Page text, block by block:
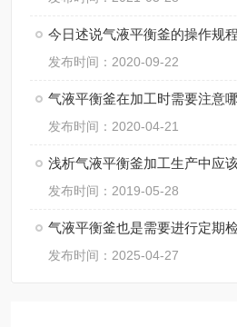
今日述说气液平衡釜的操作规程
发布时间：2020-09-22
气液平衡釜在加工时需要注意
发布时间：2020-04-21
浅析气液平衡釜加工生产中应
发布时间：2019-05-28
气液平衡釜也是需要进行定期
发布时间：2025-04-27